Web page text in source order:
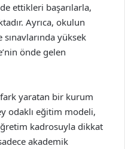
ettikleri başarılarla,
Ayrıca, okulun
yüksek
önde gelen
yaratan bir kurum
odaklı eğitim modeli,
kadrosuyla dikkat
akademik